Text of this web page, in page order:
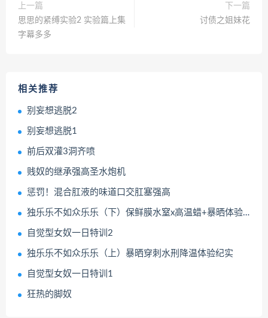
上一篇
思思的紧缚实验2 实验篇上集
字幕多多
下一篇
讨债之姐妹花
相关推荐
别妄想逃脱2
别妄想逃脱1
前后双灌3洞齐喷
贱奴的继承强高圣水炮机
惩罚！混合肛液的味道口交肛塞强高
独乐乐不如众乐乐（下）保鲜膜水窒x高温蜡+暴晒体验纪实
自觉型女奴一日特训2
独乐乐不如众乐乐（上）暴晒穿刺水刑降温体验纪实
自觉型女奴一日特训1
狂热的脚奴